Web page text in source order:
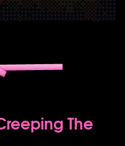
The